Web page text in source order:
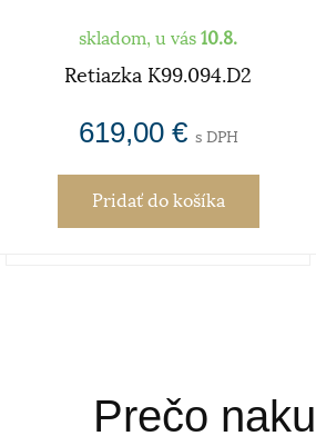
skladom, u vás 10.8.
Retiazka K99.094.D2
619,00 € s DPH
Pridaťdo košíka
Prečo